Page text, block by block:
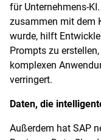
für Unternehmens-
zusammen mit dem
wurde, hilft
Prompts zu
komplexen
verringert.
Daten, die
Außerdem hat SAP